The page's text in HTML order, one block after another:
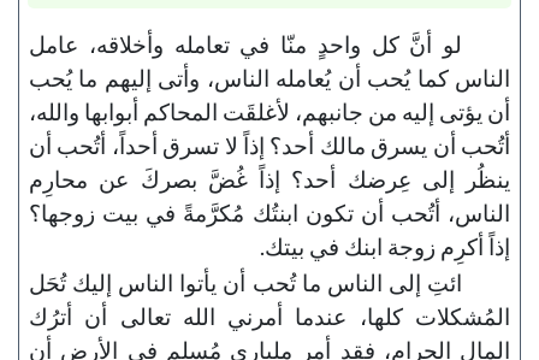
لو أنَّ كل واحدٍ منّا في تعامله وأخلاقه، عامل
الناس كما يُحب أن يُعامله الناس، وأتى إليهم ما يُحب
أن يؤتى إليه من جانبهم، لأغلقَت المحاكم أبوابها والله،
أتُحب أن يسرق مالك أحد؟ إذاً لا تسرق أحداً، أتُحب أن
ينظُر إلى عِرضك أحد؟ إذاً غُضَّ بصركَ عن محارِم
الناس، أتُحب أن تكون ابنتُك مُكرَّمةً في بيت زوجها؟
إذاً أكرِم زوجة ابنك في بيتك.
ائتِ إلى الناس ما تُحب أن يأتوا الناس إليك تُحَل
المُشكلات كلها، عندما أمرني الله تعالى أن أترُك
المال الحرام، فقد أمر ملياري مُسلمٍ في الأرض أن